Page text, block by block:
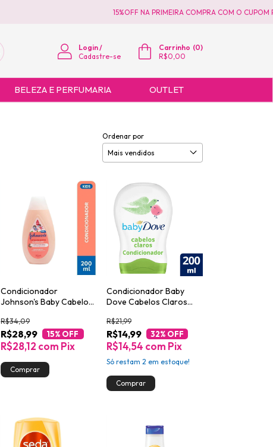
15%OFF NA PRIMEIRA COMPRA COM O CUPOM
Login /
Cadastre-se
Carrinho (0)
R$0,00
BELEZA E PERFUMARIA OUTLET
Ordenar por
Condicionador
Johnson's Baby Cabelos
R$28,99
R$34,09
15% OFF
R$28,12 com Pix
Condicionador Baby
Dove Cabelos Claros
R$14,99
R$21,99
32% OFF
R$14,54 com Pix
Só restam2 em estoque!